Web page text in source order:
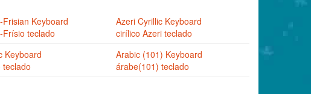
Frisian Keyboard
Frísio teclado
Azeri Cyrillic Keyboard
cirílico Azeri teclado
Keyboard
teclado
Arabic (101) Keyboard
árabe(101) teclado